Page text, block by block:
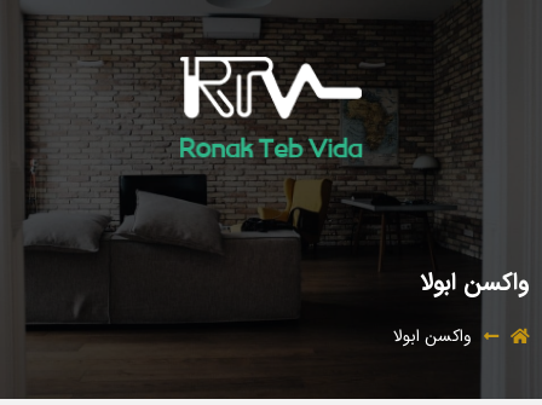
واکسن ابولا
واکسن ابولا